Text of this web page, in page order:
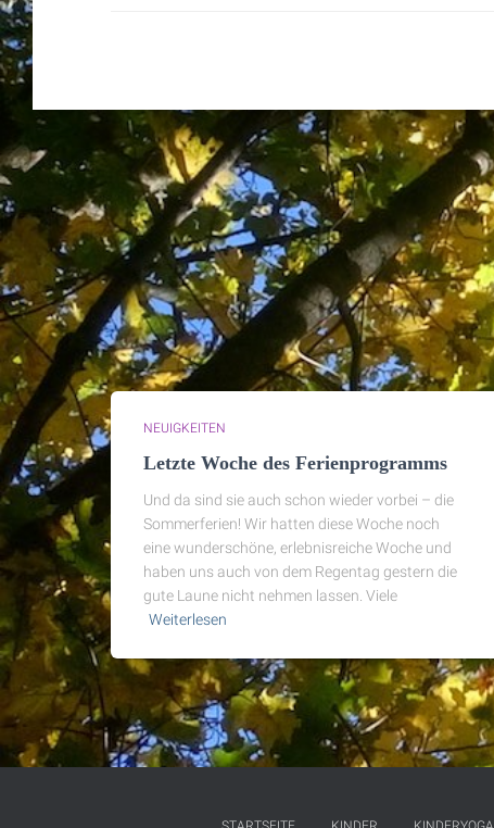
NEUIGKEITEN
Letzte Woche des Ferienprogramms
Und da sind sie auch schon wieder vorbei – die
Sommerferien! Wir hatten diese Woche noch
eine wunderschöne, erlebnisreiche Woche und
haben uns auch von dem Regentag gestern die
gute Laune nicht nehmen lassen. Viele
Weiterlesen